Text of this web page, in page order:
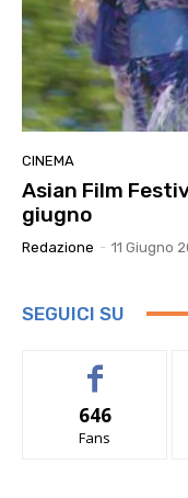
CINEMA
Asian Film
giugno
Redazione - 11 Giugno
SEGUICI SU
646
Fans